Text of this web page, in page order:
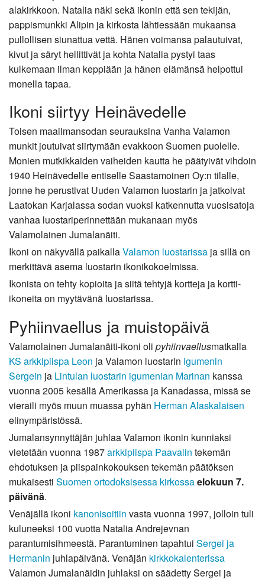
alakirkkoon. Natalia näki sekä ikonin että sen tekijän,
pappismunkki Alipin ja kirkosta lähtiessään mukaansa
pullollisen siunattua vettä. Hänen voimansa palautuivat,
kivut ja säryt hellittivät ja kohta Natalia pystyi taas
kulkemaan ilman keppiään ja hänen elämänsä helpottui
monella tapaa.
Ikoni siirtyy Heinävedelle
Toisen maailmansodan seurauksina Vanha Valamon
munkit joutuivat siirtymään evakkoon Suomen puolelle.
Monien mutkikkaiden vaiheiden kautta he päätyivät vihdoin
1940 Heinävedelle entiselle Saastamoinen Oy:n tilalle,
jonne he perustivat Uuden Valamon luostarin ja jatkoivat
Laatokan Karjalassa sodan vuoksi katkennutta vuosisatoja
vanhaa luostariperinnettään mukanaan myös
Valamolainen Jumalanäiti.
Ikoni on näkyvällä paikallaValamon luostarissa ja sillä on
merkittävä asema luostarin ikonikokoelmissa.
Ikonista on tehty kopioita ja siitä tehtyjä kortteja ja kortti-
ikoneita on myytävänä luostarissa.
Pyhiinvaellus ja muistopäivä
Valamolainen Jumalanäiti-ikoni oli pyhiinvaellusmatkalla
KS arkkipiispa Leon ja Valamon luostarin igumenin
Sergein ja Lintulan luostarin igumenian Marinan kanssa
vuonna 2005 kesällä Amerikassa ja Kanadassa, missä se
vieraili myös muun muassa pyhän Herman Alaskalaisen
elinympäristössä.
Jumalansynnyttäjän juhlaa Valamon ikonin kunniaksi
vietetään vuonna 1987arkkipiispa Paavalin tekemän
ehdotuksen ja piispainkokouksen tekemän päätöksen
mukaisesti Suomen ortodoksisessa kirkossaelokuun 7.
päivänä.
Venäjällä ikoni kanonisoitiin vasta vuonna 1997, jolloin tuli
kuluneeksi 100 vuotta Natalia Andrejevnan
parantumisihmeestä. Parantuminen tapahtui Sergei ja
Hermanin juhlapäivänä. Venäjän kirkkokalenterissa
Valamon Jumalanäidin juhlaksi on säädetty Sergei ja